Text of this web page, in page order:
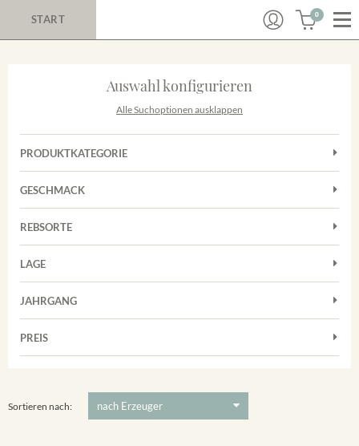
START 0
Auswahl konfigurieren
Alle Suchoptionen ausklappen
PRODUKTKATEGORIE
Cuvées
Rosé
Weißwein
GESCHMACK
Trocken
REBSORTE
Chardonnay
Grauburgunder
Riesling
LAGE
Achkarrer Schlossberg
Vorderer Winklerberg
Winklerberg Hinter Winklen
JAHRGANG
PREIS
Sortieren nach: